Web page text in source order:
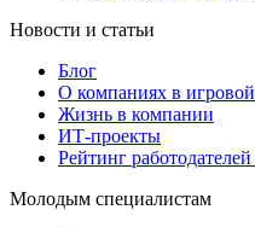
Новости и статьи
Блог
О компаниях в
Жизнь в компании
ИТ-проекты
Рейтинг
Молодым специалистам